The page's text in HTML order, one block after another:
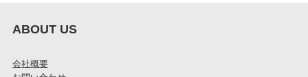
ABOUT US
会社概要